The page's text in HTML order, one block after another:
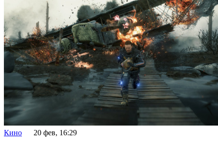
Кино 20 фев, 16:29